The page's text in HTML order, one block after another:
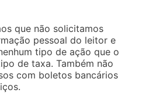
que não solicitamos
pessoal do leitor e
tipo de ação que o
de taxa. Também não
com boletos bancários